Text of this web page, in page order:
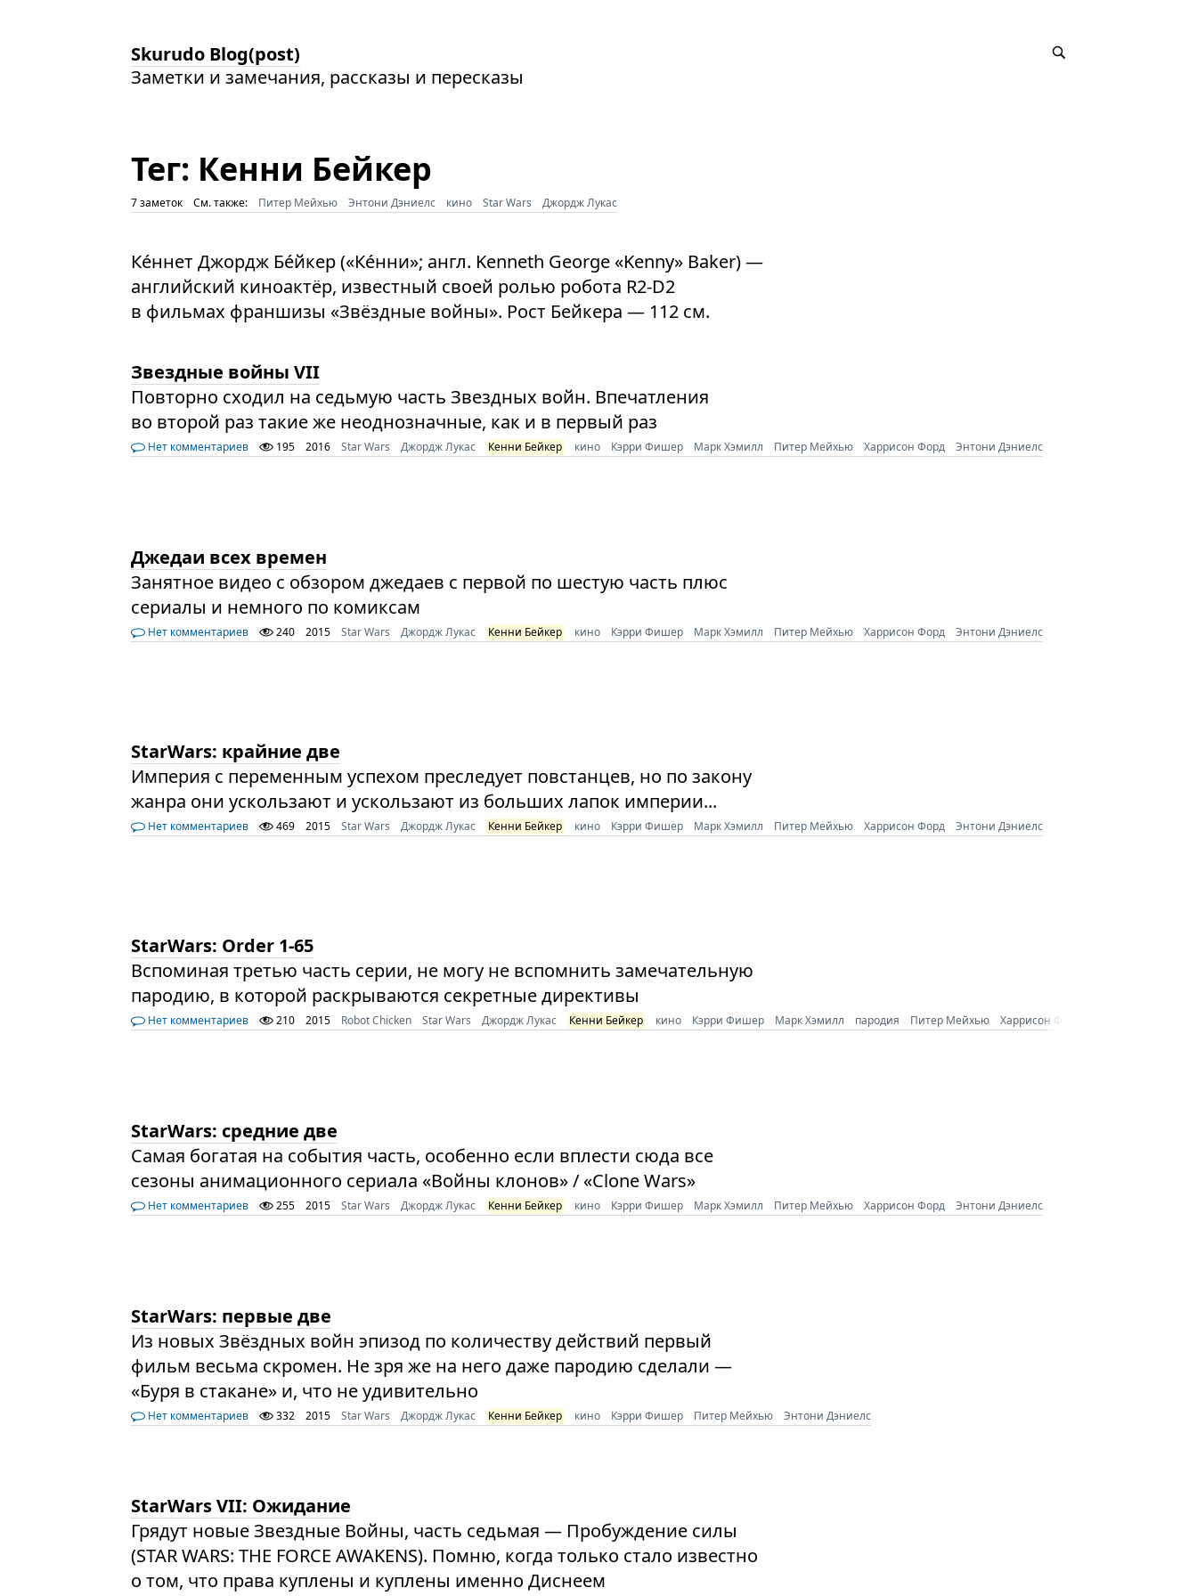
Skurudo Blog(post)
Заметки и замечания, рассказы и пересказы
Тег: Кенни Бейкер
7 заметок См. также: Питер Мейхью Энтони Дэниелс кино Star Wars Джордж Лукас
Ке́ннет Джордж Бе́йкер («Ке́нни»; англ. Kenneth George «Kenny» Baker) —
английский киноактёр, известный своей ролью робота R2-D2
в фильмах франшизы «Звёздные войны». Рост Бейкера — 112 см.
Звездные войны VII
Повторно сходил на седьмую часть Звездных войн. Впечатления
во второй раз такие же неоднозначные, как и в первый раз
Нет комментариев 195 2016 Star Wars Джордж Лукас Кенни Бейкер кино Кэрри Фишер Марк Хэмилл Питер Мейхью Харрисон Форд Энтони Дэниелс
Джедаи всех времен
Занятное видео с обзором джедаев с первой по шестую часть плюс
сериалы и немного по комиксам
Нет комментариев 240 2015 Star Wars Джордж Лукас Кенни Бейкер кино Кэрри Фишер Марк Хэмилл Питер Мейхью Харрисон Форд Энтони Дэниелс
StarWars: крайние две
Империя с переменным успехом преследует повстанцев, но по закону
жанра они ускользают и ускользают из больших лапок империи...
Нет комментариев 469 2015 Star Wars Джордж Лукас Кенни Бейкер кино Кэрри Фишер Марк Хэмилл Питер Мейхью Харрисон Форд Энтони Дэниелс
StarWars: Order 1-65
Вспоминая третью часть серии, не могу не вспомнить замечательную
пародию, в которой раскрываются секретные директивы
Нет комментариев 210 2015 Robot Chicken Star Wars Джордж Лукас Кенни Бейкер кино Кэрри Фишер Марк Хэмилл пародия Питер Мейхью Харрисон Форд
StarWars: средние две
Самая богатая на события часть, особенно если вплести сюда все
сезоны анимационного сериала «Войны клонов» / «Clone Wars»
Нет комментариев 255 2015 Star Wars Джордж Лукас Кенни Бейкер кино Кэрри Фишер Марк Хэмилл Питер Мейхью Харрисон Форд Энтони Дэниелс
StarWars: первые две
Из новых Звёздных войн эпизод по количеству действий первый
фильм весьма скромен. Не зря же на него даже пародию сделали —
«Буря в стакане» и, что не удивительно
Нет комментариев 332 2015 Star Wars Джордж Лукас Кенни Бейкер кино Кэрри Фишер Питер Мейхью Энтони Дэниелс
StarWars VII: Ожидание
Грядут новые Звездные Войны, часть седьмая — Пробуждение силы
(STAR WARS: THE FORCE AWAKENS). Помню, когда только стало известно
о том, что права куплены и куплены именно Диснеем